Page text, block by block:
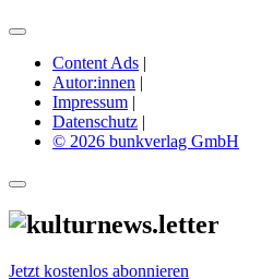
Content Ads |
Autor:innen |
Impressum |
Datenschutz |
© 2026 bunkverlag GmbH
Jetzt kostenlos abonnieren